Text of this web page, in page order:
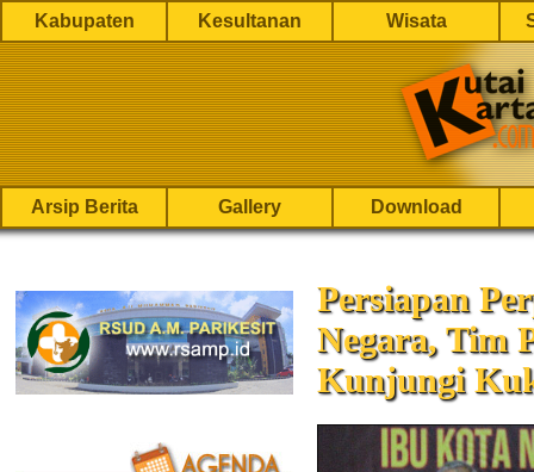
Kabupaten Kesultanan Wisata
Arsip Berita Gallery Download
Persiapan
Negara, Tim
Kunjungi